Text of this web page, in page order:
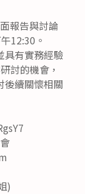
報告與討論
12:30。
具有實務經驗
討的機會，
後續關懷相關
)